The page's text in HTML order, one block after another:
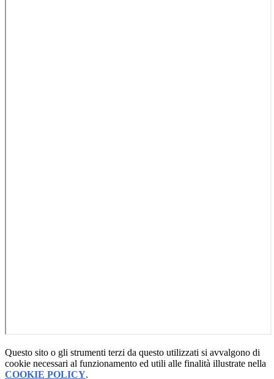
Questo sito o gli strumenti terzi da questo utilizzati si avvalgono di
cookie necessari al funzionamento ed utili alle finalità illustrate nella
COOKIE POLICY.